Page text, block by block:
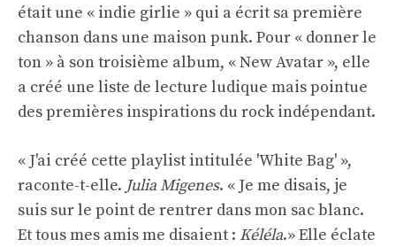
était une « indie girlie » qui a écrit sa première
chanson dans une maison punk. Pour « donner le
ton » à son troisième album, « New Avatar », elle
a créé une liste de lecture ludique mais pointue
des premières inspirations du rock indépendant.
« J'ai créé cette playlist intitulée 'White Bag' »,
raconte-t-elle. Julia Migenes. « Je me disais, je
suis sur le point de rentrer dans mon sac blanc.
Et tous mes amis me disaient : Kéléla.» Elle éclate